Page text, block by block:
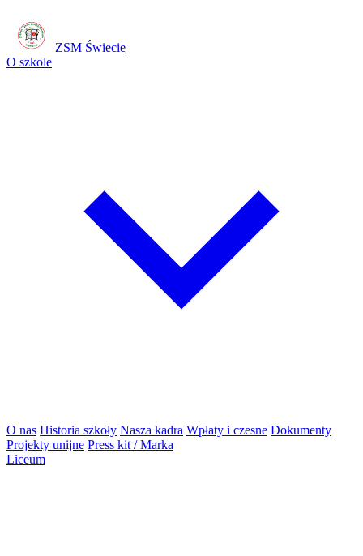
ZSM Świecie
O szkole
O nas Historia szkoły Nasza kadra Wpłaty i czesne Dokumenty
Projekty unijne Press kit / Marka
Liceum